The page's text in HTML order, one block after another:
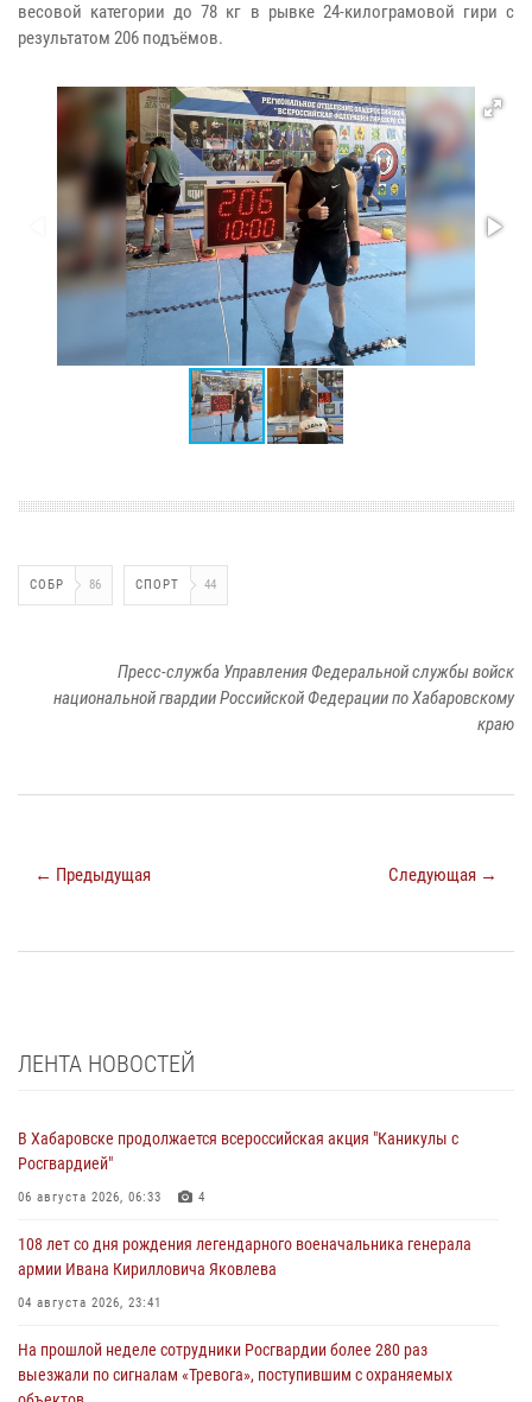
весовой категории до 78 кг в рывке 24-килограмовой гири с
результатом 206 подъёмов.
СОБР 86 СПОРТ 44
Пресс-служба Управления Федеральной службы войск
национальной гвардии Российской Федерации по Хабаровскому
краю
← Предыдущая Следующая →
ЛЕНТА НОВОСТЕЙ
В Хабаровске продолжается всероссийская акция "Каникулы с
Росгвардией"
06 августа 2026, 06:33 4
108 лет со дня рождения легендарного военачальника генерала
армии Ивана Кирилловича Яковлева
04 августа 2026, 23:41
На прошлой неделе сотрудники Росгвардии более 280 раз
выезжали по сигналам «Тревога», поступившим с охраняемых